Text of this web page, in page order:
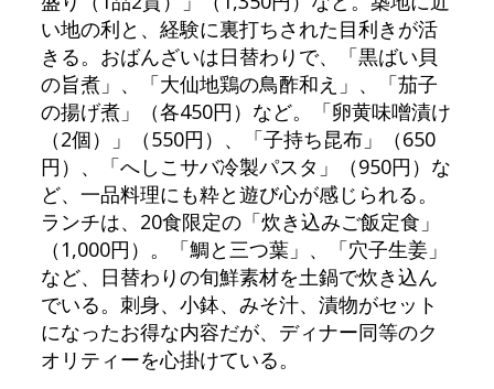
い地の利と、経験に裏打ちされた目利きが活
きる。おばんざいは日替わりで、「黒ばい貝
の旨煮」、「大仙地鶏の鳥酢和え」、「茄子
の揚げ煮」（各450円）など。「卵黄味噌漬け
（2個）」（550円）、「子持ち昆布」（650
円）、「へしこサバ冷製パスタ」（950円）な
ど、一品料理にも粋と遊び心が感じられる。
ランチは、20食限定の「炊き込みご飯定食」
（1,000円）。「鯛と三つ葉」、「穴子生姜」
など、日替わりの旬鮮素材を土鍋で炊き込ん
でいる。刺身、小鉢、みそ汁、漬物がセット
になったお得な内容だが、ディナー同等のク
オリティーを心掛けている。